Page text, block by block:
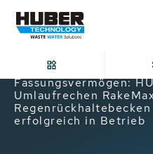
Home
Bis zu 400
Fassungsvermögen:
Umlaufrechen
erfolgreich in Betrieb